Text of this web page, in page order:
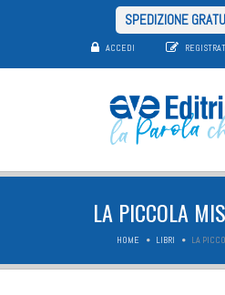
SPEDIZIONE
ACCEDI
LA PICCOLA
HOME LIBRI LA